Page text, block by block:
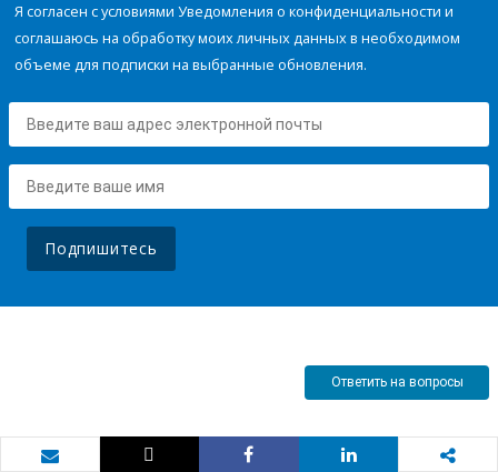
Я согласен с условиями Уведомления о конфиденциальности и
соглашаюсь на обработку моих личных данных в необходимом
объеме для подписки на выбранные обновления.
Подпишитесь
Ответить на вопросы